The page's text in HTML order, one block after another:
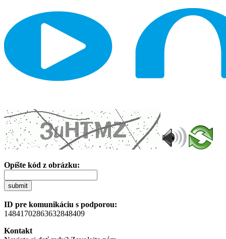
Opíšte kód z obrázku:
submit
ID pre komunikáciu s podporou:
14841702863632848409
Kontakt